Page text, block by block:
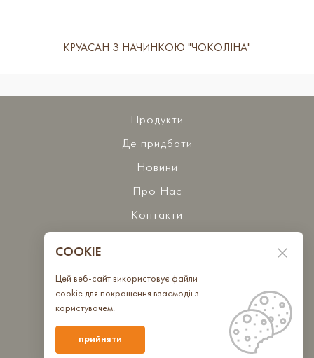
КРУАСАН З НАЧИНКОЮ "ЧОКОЛІНА"
Продукти
Де придбати
Новини
Про Нас
Контакти
Зв'яжіться з нами
COOKIE
Цей веб-сайт використовує файли
cookie для покращення взаємодії з
користувачем.
прийняти